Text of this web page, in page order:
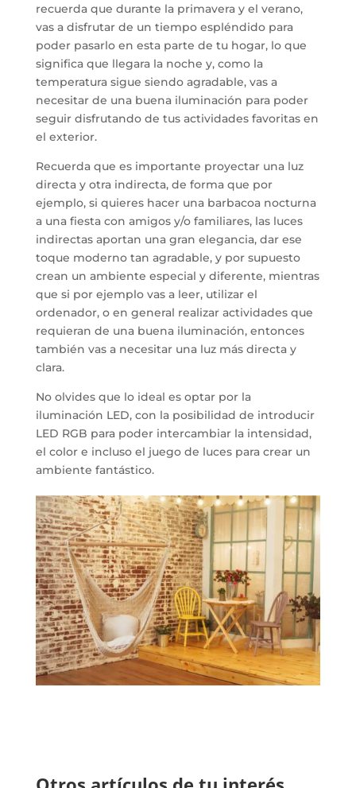
recuerda que durante la primavera y el verano,
vas a disfrutar de un tiempo espléndido para
poder pasarlo en esta parte de tu hogar, lo que
significa que llegara la noche y, como la
temperatura sigue siendo agradable, vas a
necesitar de una buena iluminación para poder
seguir disfrutando de tus actividades favoritas en
el exterior.
Recuerda que es importante proyectar una luz
directa y otra indirecta, de forma que por
ejemplo, si quieres hacer una barbacoa nocturna
a una fiesta con amigos y/o familiares, las luces
indirectas aportan una gran elegancia, dar ese
toque moderno tan agradable, y por supuesto
crean un ambiente especial y diferente, mientras
que si por ejemplo vas a leer, utilizar el
ordenador, o en general realizar actividades que
requieran de una buena iluminación, entonces
también vas a necesitar una luz más directa y
clara.
No olvides que lo ideal es optar por la
iluminación LED, con la posibilidad de introducir
LED RGB para poder intercambiar la intensidad,
el color e incluso el juego de luces para crear un
ambiente fantástico.